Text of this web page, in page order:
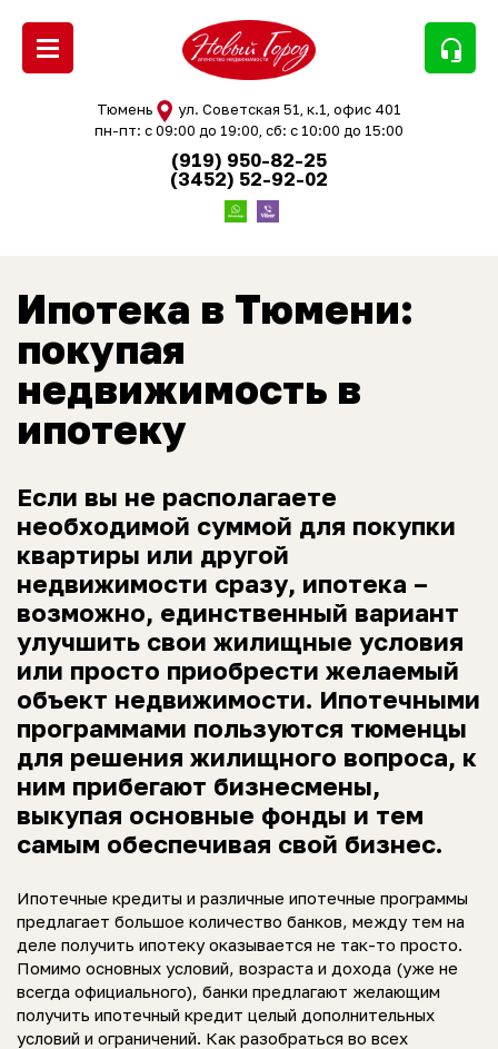
headset_mic
Тюмень
ул. Советская 51, к.1, офис 401
пн-пт: с 09:00 до 19:00, сб: с 10:00 до 15:00
(919) 950-82-25
(3452) 52-92-02
Ипотека в Тюмени:
покупая
недвижимость в
ипотеку
Если вы не располагаете
необходимой суммой для покупки
квартиры или другой
недвижимости сразу, ипотека –
возможно, единственный вариант
улучшить свои жилищные условия
или просто приобрести желаемый
объект недвижимости. Ипотечными
программами пользуются тюменцы
для решения жилищного вопроса, к
ним прибегают бизнесмены,
выкупая основные фонды и тем
самым обеспечивая свой бизнес.
Ипотечные кредиты и различные ипотечные программы
предлагает большое количество банков, между тем на
деле получить ипотеку оказывается не так-то просто.
Помимо основных условий, возраста и дохода (уже не
всегда официального), банки предлагают желающим
получить ипотечный кредит целый дополнительных
условий и ограничений. Как разобраться во всех